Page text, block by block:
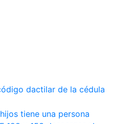
dactilar de la cédula
tiene una persona